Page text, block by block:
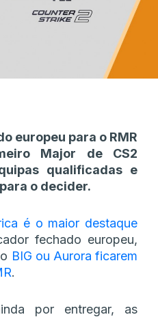
europeu para o RMR
Major de CS2
qualificadas e
o decider.
é o maior destaque
fechado europeu,
BIG ou Aurora ficarem
.
por entregar, as